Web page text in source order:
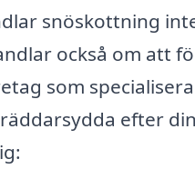
snöskottning
också om att
som
efter